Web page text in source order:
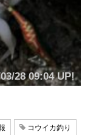
28 09:04 UP!
コウイカ釣り